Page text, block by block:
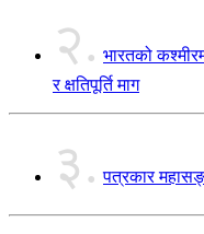
२. भारतको
र क्षतिपूर्ति माग
३. पत्रकार